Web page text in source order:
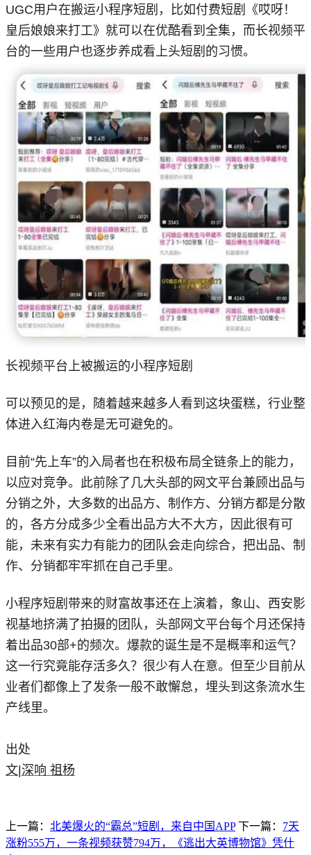
UGC用户在搬运小程序短剧，比如付费短剧《哎呀！
皇后娘娘来打工》就可以在优酷看到全集，而长视频平
台的一些用户也逐步养成看上头短剧的习惯。
长视频平台上被搬运的小程序短剧
可以预见的是，随着越来越多人看到这块蛋糕，行业整
体进入红海内卷是无可避免的。
目前“先上车”的入局者也在积极布局全链条上的能力，
以应对竞争。此前除了几大头部的网文平台兼顾出品与
分销之外，大多数的出品方、制作方、分销方都是分散
的，各方分成多少全看出品方大不大方，因此很有可
能，未来有实力有能力的团队会走向综合，把出品、制
作、分销都牢牢抓在自己手里。
小程序短剧带来的财富故事还在上演着，象山、西安影
视基地挤满了拍摄的团队，头部网文平台每个月还保持
着出品30部+的频次。爆款的诞生是不是概率和运气？
这一行究竟能存活多久？很少有人在意。但至少目前从
业者们都像上了发条一般不敢懈怠，埋头到这条流水生
产线里。
出处
文|深响 祖杨
上一篇： 北美爆火的“霸总”短剧，来自中国APP 下一篇： 7天
涨粉555万，一条视频获赞794万，《逃出大英博物馆》凭什